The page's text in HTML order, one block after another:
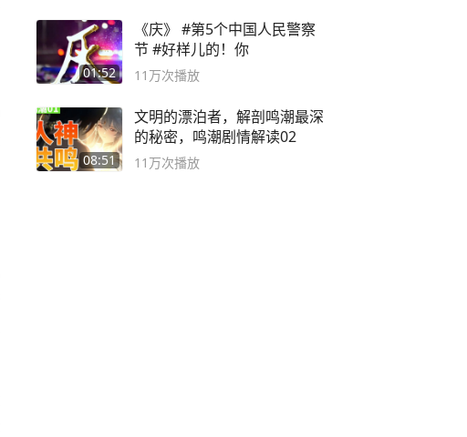
01:52
《庆》 #第5个中国人民警察
节 #好样儿的！你
11万次播放
08:51
文明的漂泊者，解剖鸣潮最深
的秘密，鸣潮剧情解读02
11万次播放